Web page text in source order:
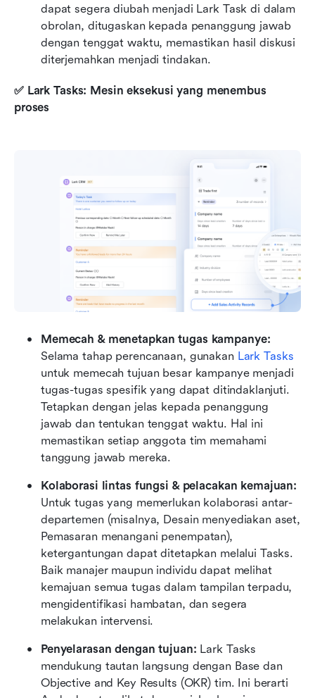
dapat segera diubah menjadi Lark Task di dalam
obrolan, ditugaskan kepada penanggung jawab
dengan tenggat waktu, memastikan hasil diskusi
diterjemahkan menjadi tindakan.
✅ Lark Tasks: Mesin eksekusi yang menembus
proses
Memecah & menetapkan tugas kampanye:
Selama tahap perencanaan, gunakan Lark Tasks
untuk memecah tujuan besar kampanye menjadi
tugas-tugas spesifik yang dapat ditindaklanjuti.
Tetapkan dengan jelas kepada penanggung
jawab dan tentukan tenggat waktu. Hal ini
memastikan setiap anggota tim memahami
tanggung jawab mereka.
Kolaborasi lintas fungsi & pelacakan kemajuan:
Untuk tugas yang memerlukan kolaborasi antar-
departemen (misalnya, Desain menyediakan aset,
Pemasaran menangani penempatan),
ketergantungan dapat ditetapkan melalui Tasks.
Baik manajer maupun individu dapat melihat
kemajuan semua tugas dalam tampilan terpadu,
mengidentifikasi hambatan, dan segera
melakukan intervensi.
Penyelarasan dengan tujuan: Lark Tasks
mendukung tautan langsung dengan Base dan
Objective and Key Results (OKR) tim. Ini berarti